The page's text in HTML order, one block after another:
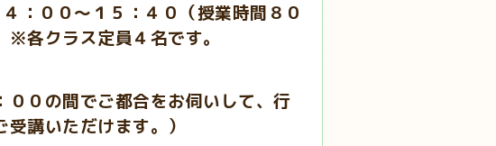
：４０（授業時間８０
各クラス定員４名です。
０の間でご都合をお伺いして、行
講いただけます。）